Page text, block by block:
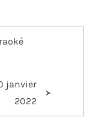
janvier
2022